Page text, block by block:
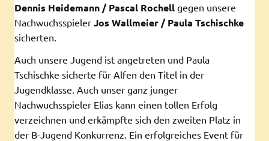
Dennis Heidemann / Pascal Rochell gegen unsere
Nachwuchsspieler Jos Wallmeier / Paula Tschischke
sicherten.
Auch unsere Jugend ist angetreten und Paula
Tschischke sicherte für Alfen den Titel in der
Jugendklasse. Auch unser ganz junger
Nachwuchsspieler Elias kann einen tollen Erfolg
verzeichnen und erkämpfte sich den zweiten Platz in
der B-Jugend Konkurrenz. Ein erfolgreiches Event für